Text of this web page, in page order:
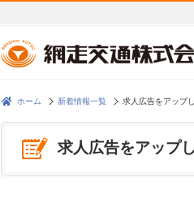
ホーム 新着情報一覧 求人広告をアップ
求人広告をアップ